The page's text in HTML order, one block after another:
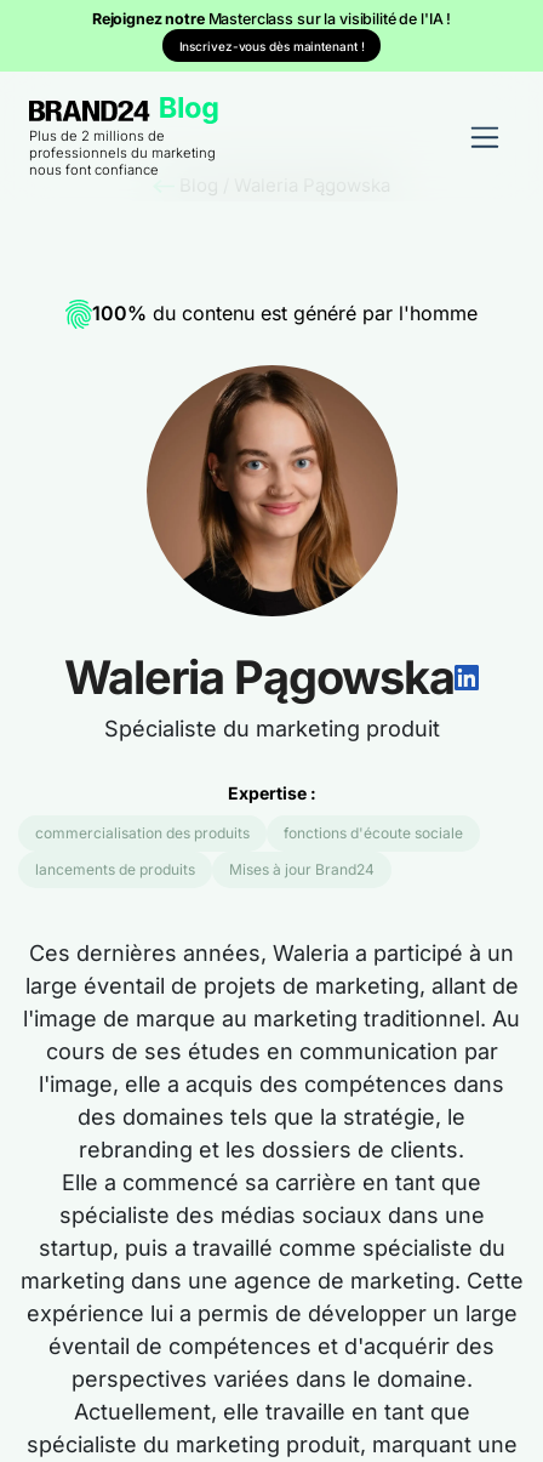
Rejoignez notre Masterclass sur la visibilité de l'IA !
Inscrivez-vous dès maintenant !
Plus de 2 millions de
professionnels du marketing
nous font confiance
100% du contenu est généré par l'homme
Waleria Pągowska
Spécialiste du marketing produit
Expertise :
commercialisation des produits
fonctions d'écoute sociale
lancements de produits
Mises à jour Brand24
Ces dernières années, Waleria a participé à un
large éventail de projets de marketing, allant de
l'image de marque au marketing traditionnel. Au
cours de ses études en communication par
l'image, elle a acquis des compétences dans
des domaines tels que la stratégie, le
rebranding et les dossiers de clients.
Elle a commencé sa carrière en tant que
spécialiste des médias sociaux dans une
startup, puis a travaillé comme spécialiste du
marketing dans une agence de marketing. Cette
expérience lui a permis de développer un large
éventail de compétences et d'acquérir des
perspectives variées dans le domaine.
Actuellement, elle travaille en tant que
spécialiste du marketing produit, marquant une